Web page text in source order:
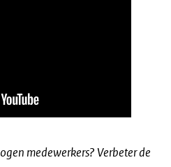
medewerkers? Verbeter de